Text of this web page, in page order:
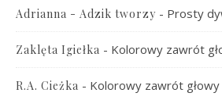
Adrianna - Adzik tworzy - Prosty
Zaklęta Igiełka - Kolorowy zawrót
R.A. Cieżka - Kolorowy zawrót głowy